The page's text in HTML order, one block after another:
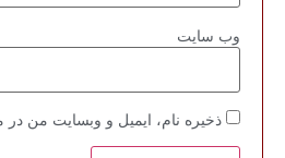
وب‌ سایت
ذخیره نام، ایمیل و وبسایت من